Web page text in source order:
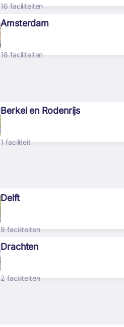
16 faciliteiten
Amsterdam
16 faciliteiten
Berkel en Rodenrijs
1 faciliteit
Delft
9 faciliteiten
Drachten
2 faciliteiten